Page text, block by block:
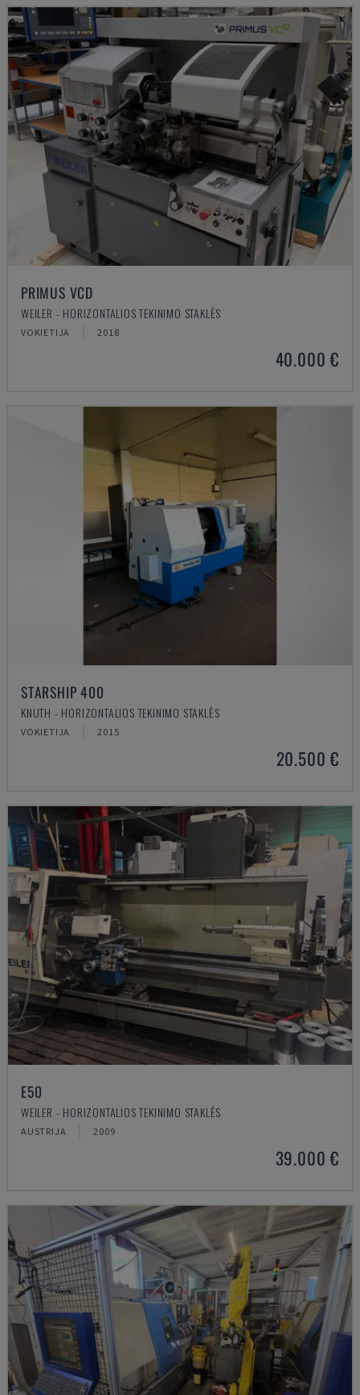
PRIMUS VCD
WEILER - HORIZONTALIOS TEKINIMO STAKLĖS
VOKIETIJA 2018
40.000 €
STARSHIP 400
KNUTH - HORIZONTALIOS TEKINIMO STAKLĖS
VOKIETIJA 2015
20.500 €
E50
WEILER - HORIZONTALIOS TEKINIMO STAKLĖS
AUSTRIJA 2009
39.000 €